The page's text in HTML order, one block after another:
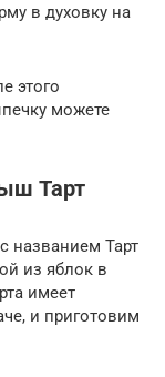
в духовку на
этого
можете
Тарт
названием Тарт
из яблок в
имеет
и приготовим